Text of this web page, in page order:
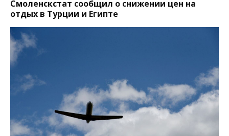
Смоленскстат сообщил о снижении цен на
отдых в Турции и Египте